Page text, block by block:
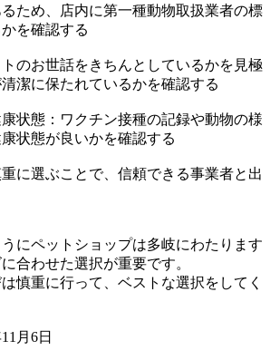
ため、店内に第一種動物取扱業者の標
を確認する
のお世話をきちんとしているかを見極
潔に保たれているかを確認する
状態：ワクチン接種の記録や動物の様
状態が良いかを確認する
に選ぶことで、信頼できる事業者と出
にペットショップは多岐にわたります
合わせた選択が重要です。
慎重に行って、ベストな選択をしてく
月6日